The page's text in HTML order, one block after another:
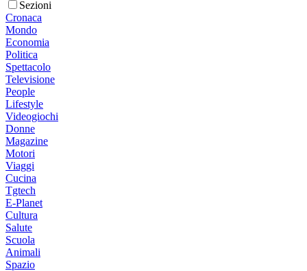
Sezioni
Cronaca
Mondo
Economia
Politica
Spettacolo
Televisione
People
Lifestyle
Videogiochi
Donne
Magazine
Motori
Viaggi
Cucina
Tgtech
E-Planet
Cultura
Salute
Scuola
Animali
Spazio